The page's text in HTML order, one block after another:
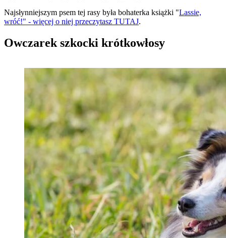
Najsłynniejszym psem tej rasy była bohaterka książki "Lassie,
wróć!" - więcej o niej przeczytasz TUTAJ.
Owczarek szkocki krótkowłosy